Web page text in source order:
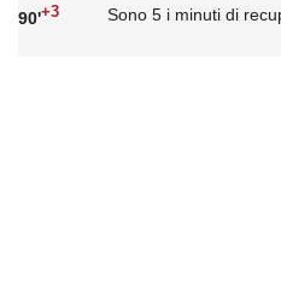
90'+3 Sono 5 i minuti di